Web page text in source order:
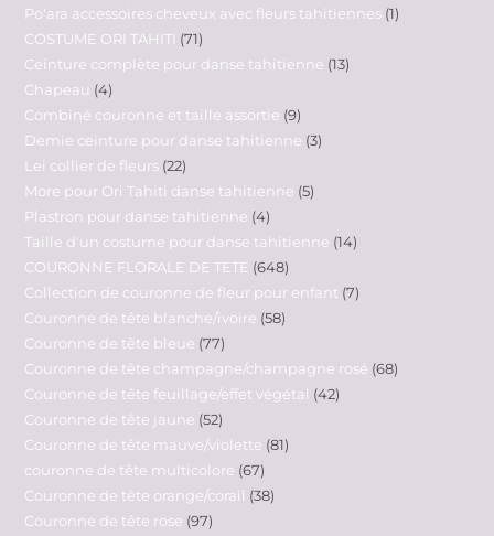
Po'ara accessoires cheveux avec fleurs tahitiennes 1
COSTUME ORI TAHITI
71
Ceinture complète pour danse tahitienne 13
Chapeau 4
Combiné couronne et taille assortie 9
Demie ceinture pour danse tahitienne 3
Lei collier de fleurs 22
More pour Ori Tahiti danse tahitienne 5
Plastron pour danse tahitienne 4
Taille d'un costume pour danse tahitienne 14
COURONNE FLORALE DE TETE 648
Collection de couronne de fleur pour enfant 7
Couronne de tête blanche/ivoire 58
Couronne de tête bleue 77
Couronne de tête champagne/champagne rosé 68
Couronne de tête feuillage/effet végétal 42
Couronne de tête jaune 52
Couronne de tête mauve/violette 81
couronne de tête multicolore 67
Couronne de tête orange/corail 38
Couronne de tête rose 97